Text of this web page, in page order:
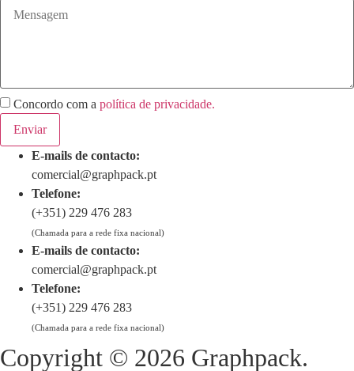
Concordo com a política de privacidade.
Enviar
E-mails de contacto:
comercial@graphpack.pt
Telefone:
(+351) 229 476 283
(Chamada para a rede fixa nacional)
E-mails de contacto:
comercial@graphpack.pt
Telefone:
(+351) 229 476 283
(Chamada para a rede fixa nacional)
Copyright © 2026 Graphpack.